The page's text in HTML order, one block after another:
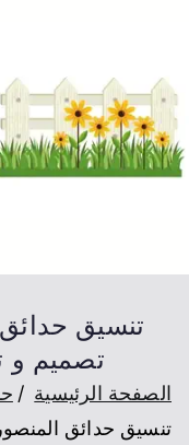
تصميم و
الصفحة الرئيسية